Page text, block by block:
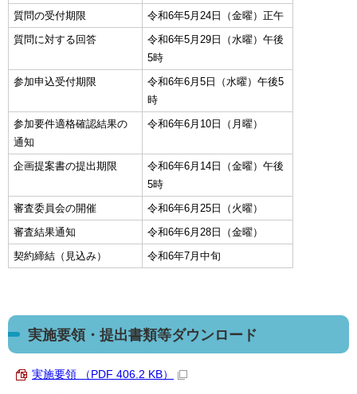
質問の受付期限
令和6年5月24日（金曜）正午
質問に対する回答
令和6年5月29日（水曜）午後
5時
参加申込受付期限
令和6年6月5日（水曜）午後5
時
参加要件適格確認結果の
通知
令和6年6月10日（月曜）
企画提案書の提出期限
令和6年6月14日（金曜）午後
5時
審査委員会の開催
令和6年6月25日（火曜）
審査結果通知
令和6年6月28日（金曜）
契約締結（見込み）
令和6年7月中旬
実施要領・提出書類等ダウンロード
実施要領 （PDF 406.2 KB）